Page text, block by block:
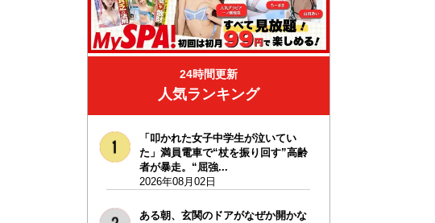
24時間更新
人気ランキング
「叩かれた女子中学生が泣いてい
た」満員電車で“杖を振り回す”高齢
者が暴走。“屈強...
2026年08月02日
ある朝、玄関のドアがなぜか開かな